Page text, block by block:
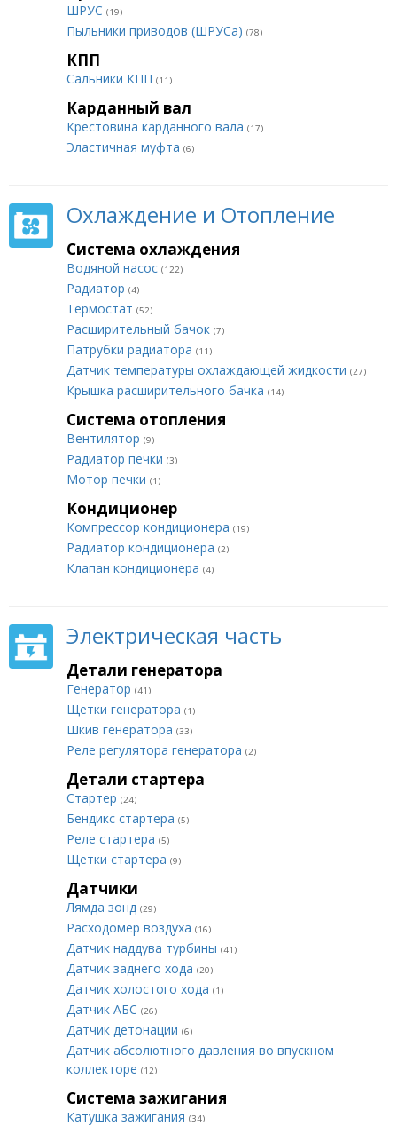
ШРУС (19)
Пыльники приводов (ШРУСа) (78)
КПП
Сальники КПП (11)
Карданный вал
Крестовина карданного вала (17)
Эластичная муфта (6)
Охлаждение и Отопление
Система охлаждения
Водяной насос (122)
Радиатор (4)
Термостат (52)
Расширительный бачок (7)
Патрубки радиатора (11)
Датчик температуры охлаждающей жидкости (27)
Крышка расширительного бачка (14)
Система отопления
Вентилятор (9)
Радиатор печки (3)
Мотор печки (1)
Кондиционер
Компрессор кондиционера (19)
Радиатор кондиционера (2)
Клапан кондиционера (4)
Электрическая часть
Детали генератора
Генератор (41)
Щетки генератора (1)
Шкив генератора (33)
Реле регулятора генератора (2)
Детали стартера
Стартер (24)
Бендикс стартера (5)
Реле стартера (5)
Щетки стартера (9)
Датчики
Лямда зонд (29)
Расходомер воздуха (16)
Датчик наддува турбины (41)
Датчик заднего хода (20)
Датчик холостого хода (1)
Датчик АБС (26)
Датчик детонации (6)
Датчик абсолютного давления во впускном
коллекторе (12)
Система зажигания
Катушка зажигания (34)